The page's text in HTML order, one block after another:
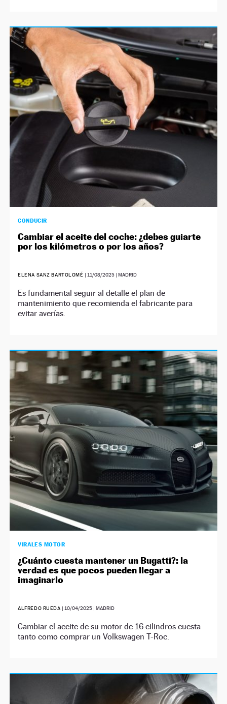
CONDUCIR
Cambiar el aceite del coche: ¿debes guiarte
por los kilómetros o por los años?
ELENA SANZ BARTOLOMÉ | 11/08/2025| MADRID
Es fundamental seguir al detalle el plan de
mantenimiento que recomienda el fabricante para
evitar averías.
VIRALES MOTOR
¿Cuánto cuesta mantener un Bugatti?: la
verdad es que pocos pueden llegar a
imaginarlo
ALFREDO RUEDA | 10/04/2025| MADRID
Cambiar el aceite de su motor de 16 cilindros cuesta
tanto como comprar un Volkswagen T-Roc.